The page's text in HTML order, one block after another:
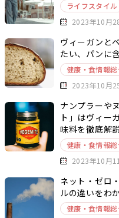
ライフスタイル
2023年10月
ヴィーガンと
たい、パンに
健康・食情報
2023年10月
ナンプラーや
ト」はヴィー
味料を徹底解
健康・食情報
2023年10月
ネット・ゼロ
ルの違いをわ
健康・食情報